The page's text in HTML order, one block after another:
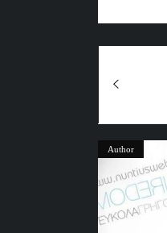
Author